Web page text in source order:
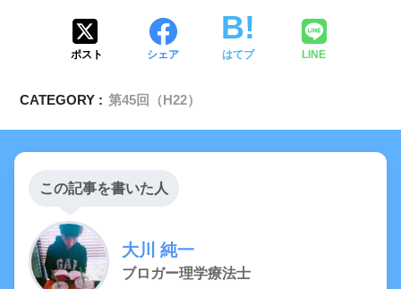
ポスト シェア はてブ LINE
CATEGORY : 第45回（H22）
この記事を書いた人
大川 純一
ブロガー理学療法士